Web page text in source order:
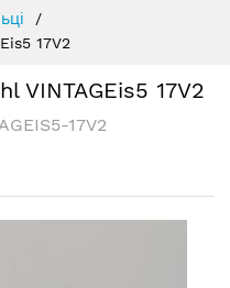
17V2
VINTAGEis5 17V2
17V2